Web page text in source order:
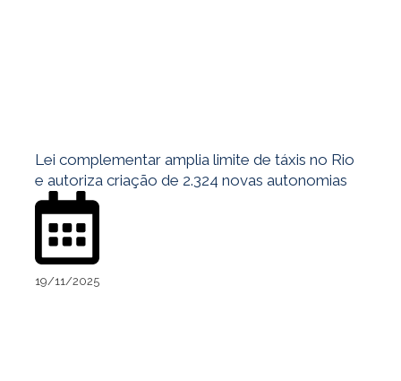
Lei complementar amplia limite de táxis no Rio
e autoriza criação de 2.324 novas autonomias
19/11/2025